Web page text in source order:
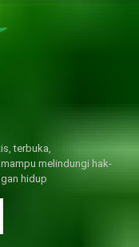
terbuka,
melindungi hak-
hidup